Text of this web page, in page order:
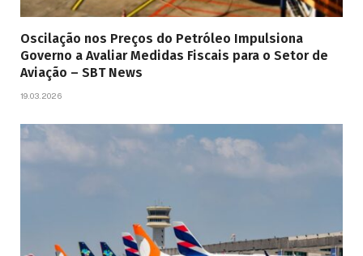
Oscilação nos Preços do Petróleo Impulsiona
Governo a Avaliar Medidas Fiscais para o Setor de
Aviação – SBT News
19.03.2026